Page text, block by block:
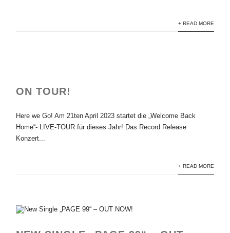
+ READ MORE
ON TOUR!
Here we Go! Am 21ten April 2023 startet die „Welcome Back
Home“- LIVE-TOUR für dieses Jahr! Das Record Release
Konzert...
+ READ MORE